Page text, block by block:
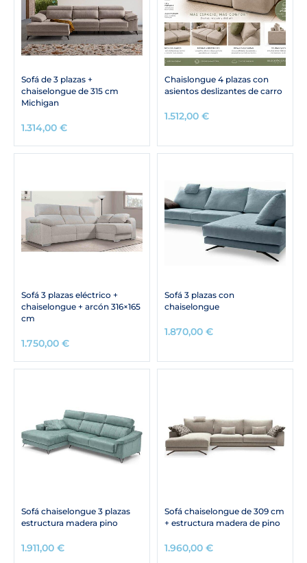
Sofá de 3 plazas +
chaiselongue de 315 cm
Michigan
1.314,00 €
Chaislongue 4 plazas con
asientos deslizantes de carro
1.512,00 €
Sofá 3 plazas eléctrico +
chaiselongue + arcón 316×165
cm
1.750,00 €
Sofá 3 plazas con
chaiselongue
1.870,00 €
Sofá chaiselongue 3 plazas
estructura madera pino
1.911,00 €
Sofá chaiselongue de 309 cm
+ estructura madera de pino
1.960,00 €